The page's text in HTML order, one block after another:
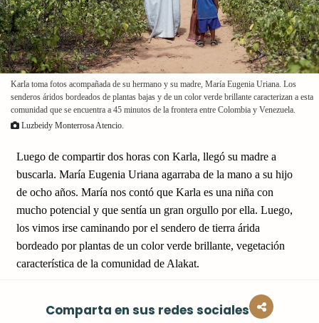
Karla toma fotos acompañada de su hermano y su madre, María Eugenia Uriana. Los
senderos áridos bordeados de plantas bajas y de un color verde brillante caracterizan a esta
comunidad que se encuentra a 45 minutos de la frontera entre Colombia y Venezuela.
Luzbeidy Monterrosa Atencio.
Luego de compartir dos horas con Karla, llegó su madre a
buscarla. María Eugenia Uriana agarraba de la mano a su hijo
de ocho años. María nos contó que Karla es una niña con
mucho potencial y que sentía un gran orgullo por ella. Luego,
los vimos irse caminando por el sendero de tierra árida
bordeado por plantas de un color verde brillante, vegetación
característica de la comunidad de Alakat.
Comparta en sus redes sociales